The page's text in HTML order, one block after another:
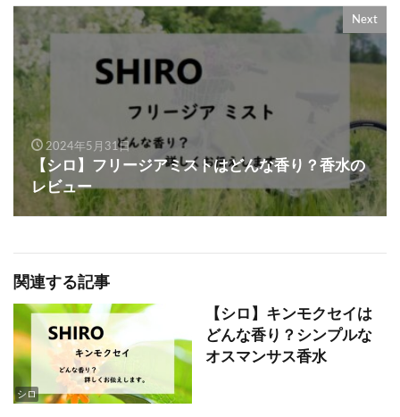
Next
2024年5月31日
【シロ】フリージアミストはどんな香り？香水の
レビュー
関連する記事
シロ
【シロ】キンモクセイは
どんな香り？シンプルな
オスマンサス香水